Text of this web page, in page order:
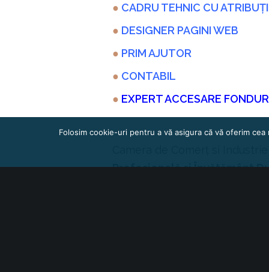
● CADRU TEHNIC CU
● DESIGNER PAGINI WEB
● PRIM AJUTOR
● CONTABIL
● EXPERT ACCESARE
Camera de Comerț si
Profesională și Învătământ
Folosim cookie-uri pentru a vă asigura că vă oferim